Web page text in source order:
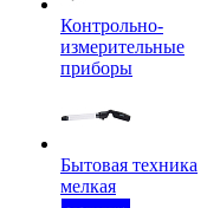
Контрольно-
измерительные
приборы
Бытовая техника
мелкая